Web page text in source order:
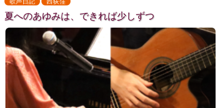
夏へのあゆみは、できれば少しずつ